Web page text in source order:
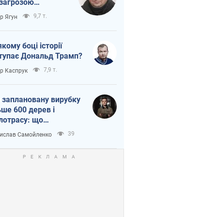
логістика
Ягун 9,7 т.
боці історії
Дональд Трамп?
Каспрук 7,9 т.
вирубку
600 дерев і
що
на Теремках
Самойленко 39